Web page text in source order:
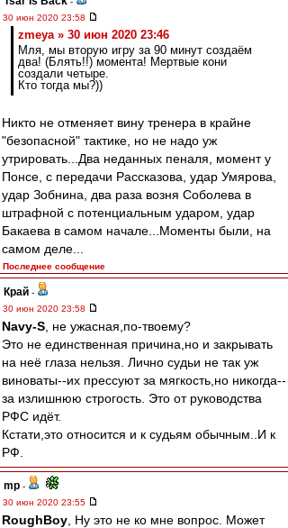
30 июн 2020 23:58
zmeya » 30 июн 2020 23:46
Мля, мы вторую игру за 90 минут создаём
два! (Блять!!) момента! Мертвые кони
создали четыре.
Кто тогда мы?))
Никто не отменяет вину тренера в крайне
"безопасной" тактике, но не надо уж
утрировать...Два неданных пеналя, момент у
Понсе, с передачи Рассказова, удар Умярова,
удар Зобнина, два раза возня Соболева в
штрафной с потенциальным ударом, удар
Бакаева в самом начале...Моменты были, на
самом деле...
Последнее сообщение
Край -
30 июн 2020 23:58
Navy-S , не ужасная,по-твоему?
Это не единственная причина,но и закрывать
на неё глаза нельзя. Лично судьи не так уж
виноваты--их прессуют за мягкость,но никогда--
за излишнюю строгость. Это от руководства
РФС идёт.
Кстати,это относится и к судьям обычным..И к
РФ.
mp -
30 июн 2020 23:55
RoughBoy , Ну это не ко мне вопрос. Может